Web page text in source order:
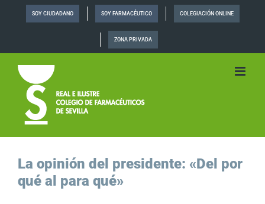
SOY CIUDADANO SOY FARMACÉUTICO COLEGIACIÓN ONLINE
ZONA PRIVADA
La opinión del presidente: «Del por
qué al para qué»